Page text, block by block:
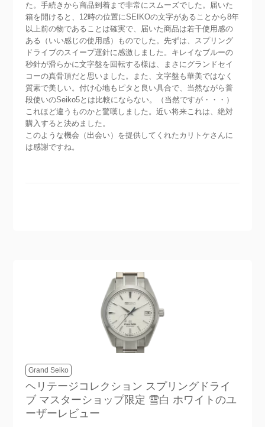
た。手続きから商品到着まで非常にスムーズでした。届いた
箱を開けると、12時の位置にSEIKOの文字があることから8年
以上前の物であることは確実で、届いた商品は若干使用感の
ある（いい感じの使用感）ものでした。先ずは、スプリング
ドライブのスイープ運針に感激しました。キレイなブルーの
秒針が滑らかに文字盤を回転する様は、まさにグランドセイ
コーの真骨頂だと思いました。また、文字盤も華美ではなく
質素で美しい。付け心地もピタと良い具合で、当然ながら普
段使いのSeiko5とは比較にならない。（当然ですが・・・）
これほど違うものかと驚嘆しました。近い将来これは、絶対
購入すると決めました。
このような機会（出会い）を提供してくれたカリトケさんに
は感謝ですね。
Grand Seiko
ヘリテージコレクション スプリングドライ
ブ マスターショップ限定 雪白 ホワイト のユ
ーザーレビュー